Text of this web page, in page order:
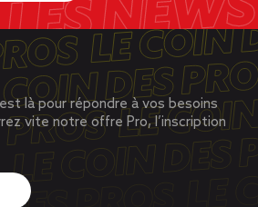
là pour répondre à vos besoins
vite notre offre Pro, l’inscription